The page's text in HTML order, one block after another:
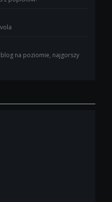
blog na poziomie, najgorszy